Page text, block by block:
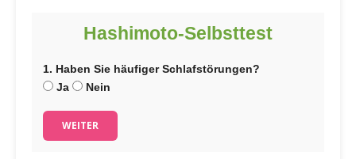
Hashimoto-Selbsttest
1. Haben Sie häufiger Schlafstörungen?
Ja
Nein
WEITER